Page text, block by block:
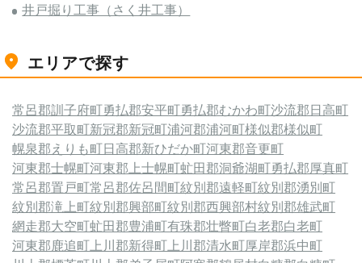
井戸掘り工事（さく井工事）
エリアで探す
常呂郡訓子府町勇払郡安平町勇払郡むかわ町沙流郡日高町
沙流郡平取町新冠郡新冠町浦河郡浦河町様似郡様似町
幌泉郡えりも町日高郡新ひだか町河東郡音更町
河東郡士幌町河東郡上士幌町虻田郡洞爺湖町勇払郡厚真町
常呂郡置戸町常呂郡佐呂間町紋別郡遠軽町紋別郡湧別町
紋別郡滝上町紋別郡興部町紋別郡西興部村紋別郡雄武町
網走郡大空町虻田郡豊浦町有珠郡壮瞥町白老郡白老町
河東郡鹿追町上川郡新得町上川郡清水町厚岸郡浜中町